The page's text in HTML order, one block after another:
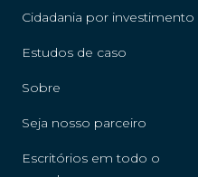
Cidadania por investimento
Estudos de caso
Sobre
Seja nosso parceiro
Escritórios em todo o